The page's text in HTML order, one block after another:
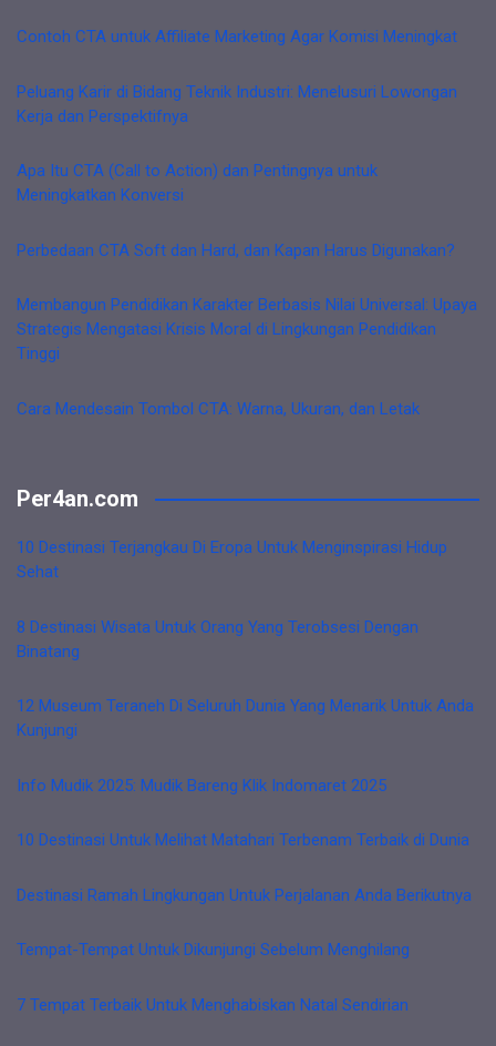
Contoh CTA untuk Affiliate Marketing Agar Komisi Meningkat
Peluang Karir di Bidang Teknik Industri: Menelusuri Lowongan
Kerja dan Perspektifnya
Apa Itu CTA (Call to Action) dan Pentingnya untuk
Meningkatkan Konversi
Perbedaan CTA Soft dan Hard, dan Kapan Harus Digunakan?
Membangun Pendidikan Karakter Berbasis Nilai Universal: Upaya
Strategis Mengatasi Krisis Moral di Lingkungan Pendidikan
Tinggi
Cara Mendesain Tombol CTA: Warna, Ukuran, dan Letak
Per4an.com
10 Destinasi Terjangkau Di Eropa Untuk Menginspirasi Hidup
Sehat
8 Destinasi Wisata Untuk Orang Yang Terobsesi Dengan
Binatang
12 Museum Teraneh Di Seluruh Dunia Yang Menarik Untuk Anda
Kunjungi
Info Mudik 2025: Mudik Bareng Klik Indomaret 2025
10 Destinasi Untuk Melihat Matahari Terbenam Terbaik di Dunia
Destinasi Ramah Lingkungan Untuk Perjalanan Anda Berikutnya
Tempat-Tempat Untuk Dikunjungi Sebelum Menghilang
7 Tempat Terbaik Untuk Menghabiskan Natal Sendirian